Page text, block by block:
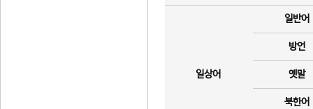
일상어
일반어
방언
옛말
북한어